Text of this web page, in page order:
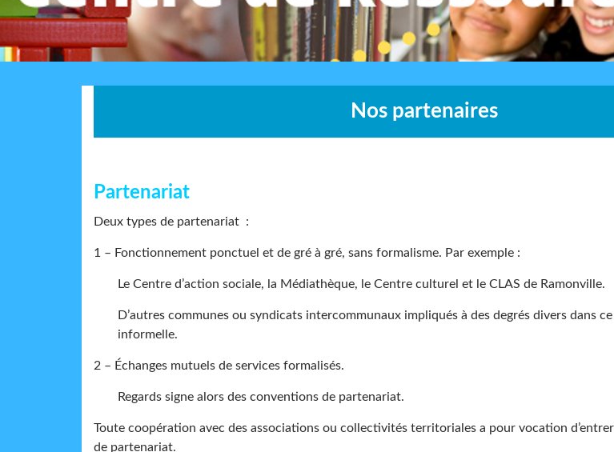
Nos partenaires
Partenariat
Deux types de partenariat :
1 – Fonctionnement ponctuel et de gré à gré, sans formalisme. Par exemple :
Le Centre d’action sociale, la Médiathèque, le Centre culturel et le CLAS de Ramonville.
D’autres communes ou syndicats intercommunaux impliqués à des degrés divers dans
informelle.
2 – Échanges mutuels de services formalisés.
Regards signe alors des conventions de partenariat.
Toute coopération avec des associations ou collectivités territoriales a pour vocation d’entrer
de partenariat.